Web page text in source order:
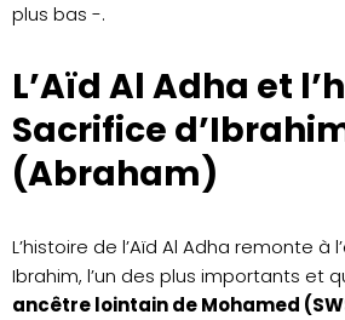
plus bas -.
L’Aïd Al Adha et
Sacrifice
(Abraham)
L’histoire de l’Aïd Al Adha remonte à
Ibrahim, l’un des plus importants et
ancêtre lointain de Mohamed